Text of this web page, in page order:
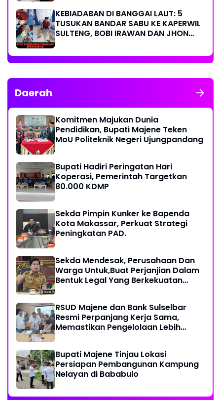
KEBIADABAN DI BANGGAI LAUT: 5
TUSUKAN BANDAR SABU KE KAPERWIL
SULTENG, BOBI IRAWAN DAN JHON
KERAS KINERJA POLRI!
Daerah
Komitmen Majukan Dunia
Pendidikan, Bupati Majene Teken
MoU Politeknik Negeri Ujungpandang
Bupati Hadiri Peringatan Hari
Koperasi, Pemerintah Targetkan
80.000 KDMP
Sekda Pimpin Kunker ke Bapenda
Kota Makassar, Perkuat Strategi
Peningkatan PAD.
Sekda Mendesak, Perusahaan Dan
Warga Untuk,Buat Perjanjian Dalam
Bentuk Legal Yang Berkekuatan
RSUD Majene dan Bank Sulselbar
Resmi Perpanjang Kerja Sama,
Memastikan Pengelolaan Lebih
Bupati Majene Tinjau Lokasi
Persiapan Pembangunan Kampung
Nelayan di Bababulo